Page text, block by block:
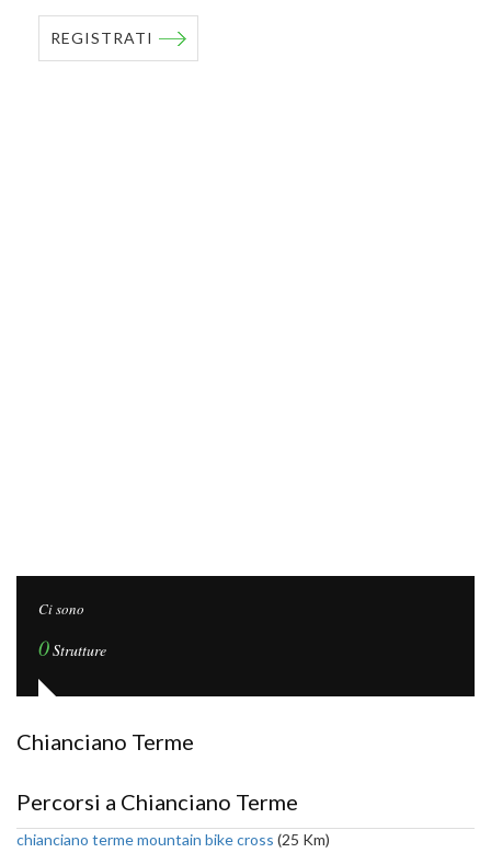
REGISTRATI
Ci sono
0Strutture
Chianciano Terme
Percorsi a Chianciano Terme
chianciano terme mountain bike cross (25 Km)